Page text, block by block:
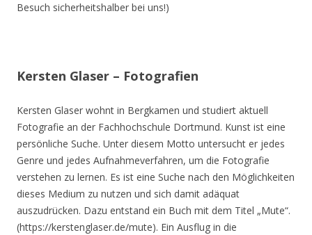
Besuch sicherheitshalber bei uns!)
Kersten Glaser – Fotografien
Kersten Glaser wohnt in Bergkamen und studiert aktuell
Fotografie an der Fachhochschule Dortmund. Kunst ist eine
persönliche Suche. Unter diesem Motto untersucht er jedes
Genre und jedes Aufnahmeverfahren, um die Fotografie
verstehen zu lernen. Es ist eine Suche nach den Möglichkeiten
dieses Medium zu nutzen und sich damit adäquat
auszudrücken. Dazu entstand ein Buch mit dem Titel „Mute“.
(https://kerstenglaser.de/mute). Ein Ausflug in die